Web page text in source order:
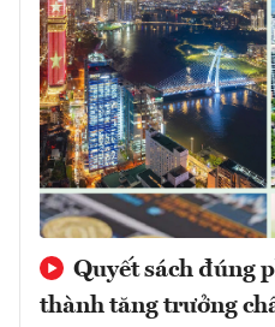
Quyết sách đúng
thành tăng trưởng